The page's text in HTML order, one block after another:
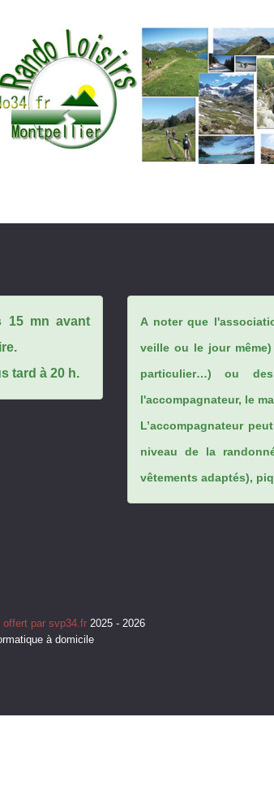
15 mn avant
tard à 20 h.
A noter que
veille ou le jour
particulier…) ou
l'accompagnateur, le
L’accompagnateur
niveau de la
vêtements adaptés),
offert par svp34.fr2025 - 2026
à domicile